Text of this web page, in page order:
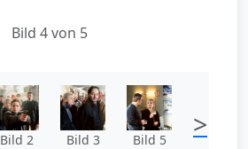
Bild 4 von 5
Bild 2 Bild 3 Bild 5 >